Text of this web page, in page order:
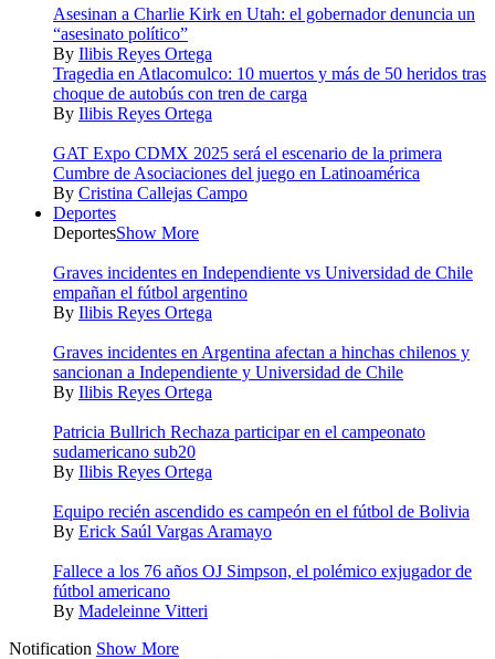
Asesinan a Charlie Kirk en Utah: el gobernador denuncia un
“asesinato político”
By Ilibis Reyes Ortega
Tragedia en Atlacomulco: 10 muertos y más de 50 heridos tras
choque de autobús con tren de carga
By Ilibis Reyes Ortega
GAT Expo CDMX 2025 será el escenario de la primera
Cumbre de Asociaciones del juego en Latinoamérica
By Cristina Callejas Campo
Deportes
DeportesShow More
Graves incidentes en Independiente vs Universidad de Chile
empañan el fútbol argentino
By Ilibis Reyes Ortega
Graves incidentes en Argentina afectan a hinchas chilenos y
sancionan a Independiente y Universidad de Chile
By Ilibis Reyes Ortega
Patricia Bullrich Rechaza participar en el campeonato
sudamericano sub20
By Ilibis Reyes Ortega
Equipo recién ascendido es campeón en el fútbol de Bolivia
By Erick Saúl Vargas Aramayo
Fallece a los 76 años OJ Simpson, el polémico exjugador de
fútbol americano
By Madeleinne Vitteri
Notification Show More